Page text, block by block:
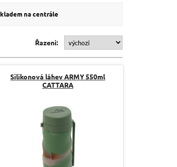
skladem na centrále
Řazení:
Silikonová láhev ARMY 550ml
CATTARA